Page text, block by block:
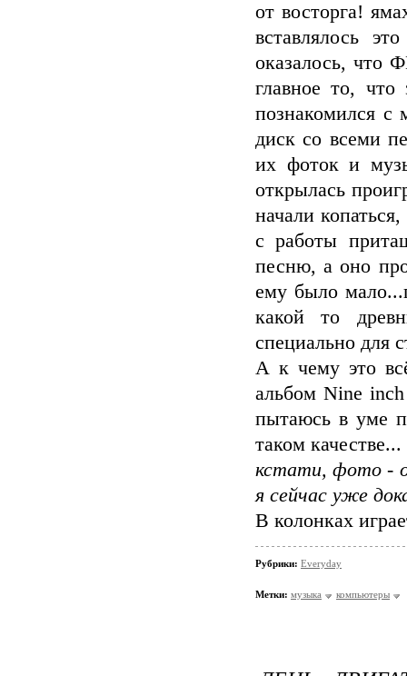
от восторга!
вставлялось
оказалось, что
главное то,
познакомился
диск со всеми
их фоток и
открылась
начали
с работы
песню, а оно
ему было
какой то
специально для
А к чему это
альбом Nine
пытаюсь в уме
таком
кстати, фото -
я сейчас уже
В колонках
Рубрики: Everyday
Метки: музыка компьютеры